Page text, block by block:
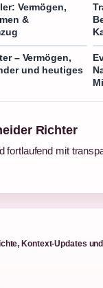
Vermögen,
&
– Vermögen,
und heutiges
Richter
fortlaufend mit
Kontext-Updates und